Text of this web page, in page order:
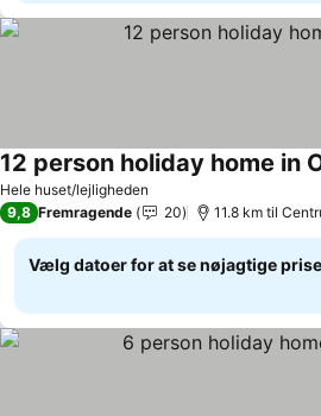
Hele huset/lejligheden
12 person holiday home in
9,8 Fremragende 20 11.8 km til
Vælg datoer for at se nøjagtige